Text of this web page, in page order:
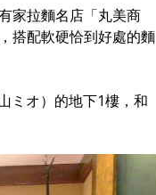
家拉麵名店「丸美商
搭配軟硬恰到好處的麵
ミオ）的地下1樓，和